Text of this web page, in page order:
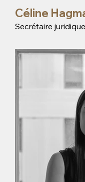
Céline
Secrétaire juridique